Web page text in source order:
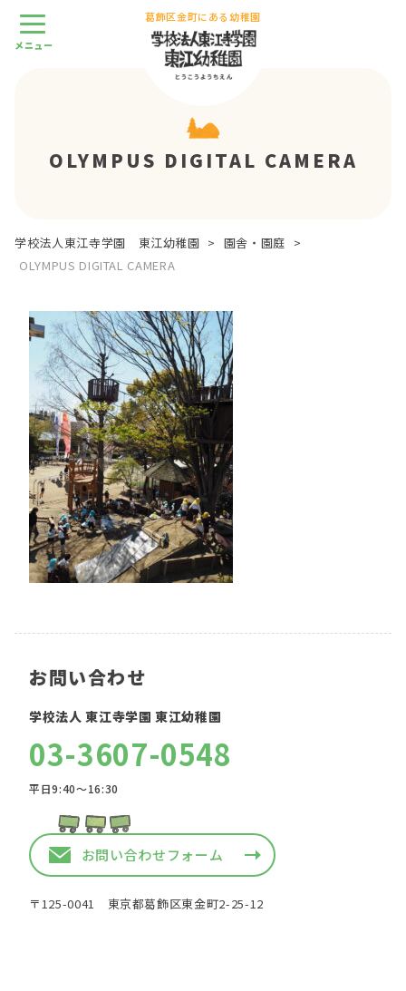
葛飾区金町にある幼稚園
OLYMPUS DIGITAL CAMERA
学校法人東江寺学園 東江幼稚園 > 園舎・園庭 >
OLYMPUS DIGITAL CAMERA
お問い合わせ
学校法人 東江寺学園 東江幼稚園
03-3607-0548
平日9:40〜16:30
お問い合わせフォーム
〒125-0041 東京都葛飾区東金町2-25-12